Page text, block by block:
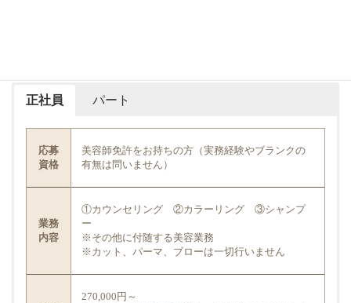
正社員 パート
応募
資格
美容師免許をお持ちの方（実務経験やブランクの
有無は問いません）
業務
内容
①カウンセリング ②カラーリング ③シャンプ
ー
※その他に付随する美容業務
※カット、パーマ、ブローは一切行いません
270,000円～